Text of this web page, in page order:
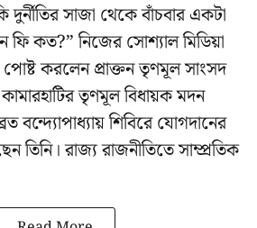
সাজা থেকে বাঁচবার একটা
ফি কত?” নিজের সোশ্যাল মিডিয়া
করলেন প্রাক্তন তৃণমূল সাংসদ
তৃণমূল বিধায়ক মদন
বন্দ্যোপাধ্যায় শিবিরেযোগদানের
তিনি। রাজ্য রাজনীতিতে সাম্প্রতিক